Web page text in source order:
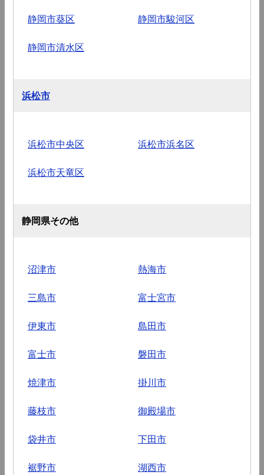
静岡市葵区 静岡市駿河区
静岡市清水区
浜松市
浜松市中央区 浜松市浜名区
浜松市天竜区
静岡県その他
沼津市 熱海市
三島市 富士宮市
伊東市 島田市
富士市 磐田市
焼津市 掛川市
藤枝市 御殿場市
袋井市 下田市
裾野市 湖西市